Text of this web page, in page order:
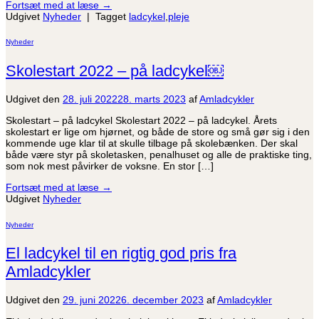
Fortsæt med at læse →
Udgivet Nyheder | Tagget ladcykel pleje
Nyheder
Skolestart 2022 – på ladcykel￼
Udgivet den 28. juli 202228. marts 2023 afAmladcykler
Skolestart – på ladcykel Skolestart 2022 – på ladcykel. Årets
skolestart er lige om hjørnet, og både de store og små gør sig i den
kommende uge klar til at skulle tilbage på skolebænken. Der skal
både være styr på skoletasken, penalhuset og alle de praktiske ting,
som nok mest påvirker de voksne. En stor […]
Fortsæt med at læse →
Udgivet Nyheder
Nyheder
El ladcykel til en rigtig god pris fra
Amladcykler
Udgivet den 29. juni 20226. december 2023 afAmladcykler